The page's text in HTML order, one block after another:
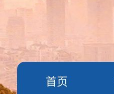
首页